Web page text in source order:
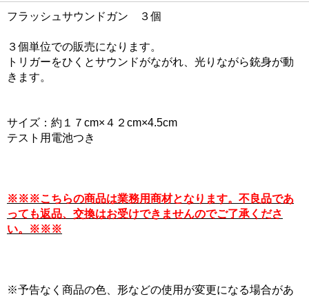
フラッシュサウンドガン ３個
３個単位での販売になります。
トリガーをひくとサウンドがながれ、光りながら銃身が動
きます。
サイズ：約１７cm×４２cm×4.5cm
テスト用電池つき
※※※こちらの商品は業務用商材となります。不良品であ
っても返品、交換はお受けできませんのでご了承くださ
い。※※※
※予告なく商品の色、形などの使用が変更になる場合があ